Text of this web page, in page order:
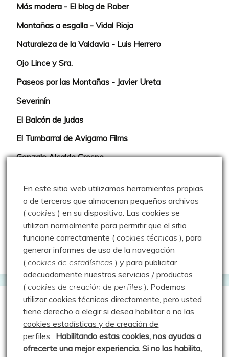
Más madera - El blog de Rober
Montañas a esgalla - Vidal Rioja
Naturaleza de la Valdavia - Luis Herrero
Ojo Lince y Sra.
Paseos por las Montañas - Javier Ureta
Severinín
El Balcón de Judas
El Tumbarral de Avigamo Films
Gonzalo Alcalde Crespo
Montaña en libertad
Rutas y excursiones con niños
Valdeolea. Río Camesa, la vía azul
Aprendiz de sueños
Guías de Montaña
Manu - Entre Valles y Cumbre
En este sitio web utilizamos herramientas propias
o de terceros que almacenan pequeños archivos
(cookies ) en su dispositivo. Las cookies se
utilizan normalmente para permitir que el sitio
funcione correctamente (cookies técnicas ), para
generar informes de uso de la navegación
(cookies de estadísticas ) y para publicitar
adecuadamente nuestros servicios / productos
(cookies de creación de perfiles ). Podemos
utilizar cookies técnicas directamente, perousted
tiene derecho a elegir si desea habilitar o no las
cookies estadísticas y de creación de
perfiles . Habilitando estas cookies, nos ayudas a
ofrecerte una mejor experiencia. Si no las habilita,